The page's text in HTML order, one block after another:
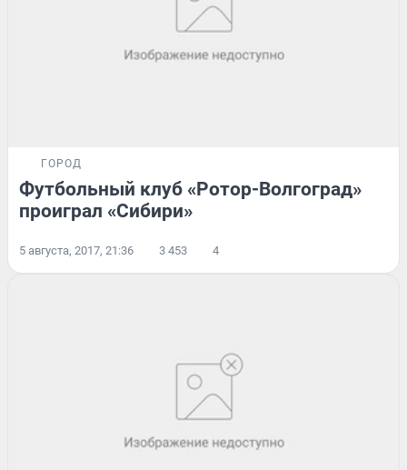
ГОРОД
Футбольный клуб «Ротор-Волгоград»
проиграл «Сибири»
5 августа, 2017, 21:36 3 453 4